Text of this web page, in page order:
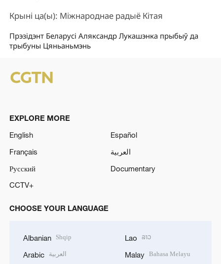
Крыні ца(ы): Міжнароднае радыё Кітая
Прэзідэнт Беларусі Аляксандр Лукашэнка прыбыў да
трыбуны Цяньаньмэнь
EXPLORE MORE
English
Español
Français
العربية
Русский
Documentary
CCTV+
CHOOSE YOUR LANGUAGE
Albanian Shqip
Arabic العربية
Lao ລາວ
Malay Bahasa Melayu